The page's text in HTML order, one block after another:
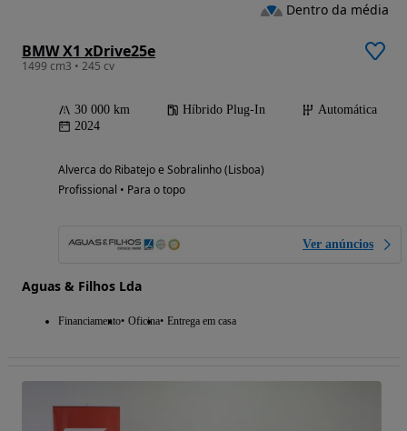
BMW X1 xDrive25e
1499 cm3 • 245 cv
30 000 km Híbrido Plug-In
Automática
2024
Alverca do Ribatejo e Sobralinho (Lisboa)
Profissional • Para o topo
Ver anúncios
Aguas & Filhos Lda
Financiamento Oficina Entrega em casa
Dentro da média